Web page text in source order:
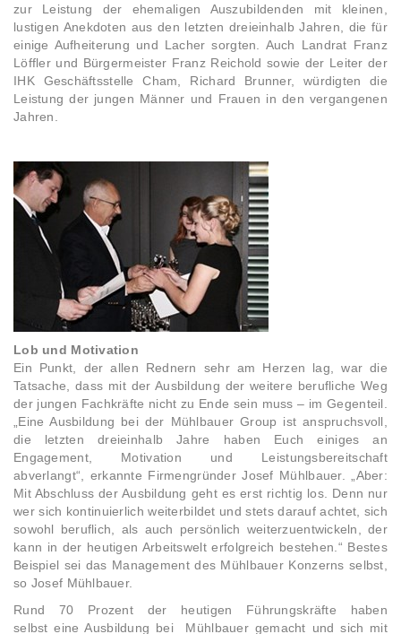
zur Leistung der ehemaligen Auszubildenden mit kleinen,
lustigen Anekdoten aus den letzten dreieinhalb Jahren, die für
einige Aufheiterung und Lacher sorgten. Auch Landrat Franz
Löffler und Bürgermeister Franz Reichold sowie der Leiter der
IHK Geschäftsstelle Cham, Richard Brunner, würdigten die
Leistung der jungen Männer und Frauen in den vergangenen
Jahren.
Lob und Motivation
Ein Punkt, der allen Rednern sehr am Herzen lag, war die
Tatsache, dass mit der Ausbildung der weitere berufliche Weg
der jungen Fachkräfte nicht zu Ende sein muss – im Gegenteil.
„Eine Ausbildung bei der Mühlbauer Group ist anspruchsvoll,
die letzten dreieinhalb Jahre haben Euch einiges an
Engagement, Motivation und Leistungsbereitschaft
abverlangt“, erkannte Firmengründer Josef Mühlbauer. „Aber:
Mit Abschluss der Ausbildung geht es erst richtig los. Denn nur
wer sich kontinuierlich weiterbildet und stets darauf achtet, sich
sowohl beruflich, als auch persönlich weiterzuentwickeln, der
kann in der heutigen Arbeitswelt erfolgreich bestehen.“ Bestes
Beispiel sei das Management des Mühlbauer Konzerns selbst,
so Josef Mühlbauer.
Rund 70 Prozent der heutigen Führungskräfte haben
selbst eine Ausbildung bei Mühlbauer gemacht und sich mit